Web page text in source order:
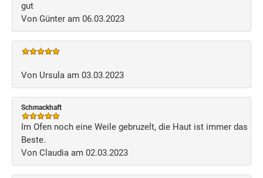
gut
Von Günter am 06.03.2023
Von Ursula am 03.03.2023
Schmackhaft
Im Ofen noch eine Weile gebruzelt, die Haut ist immer das
Beste.
Von Claudia am 02.03.2023